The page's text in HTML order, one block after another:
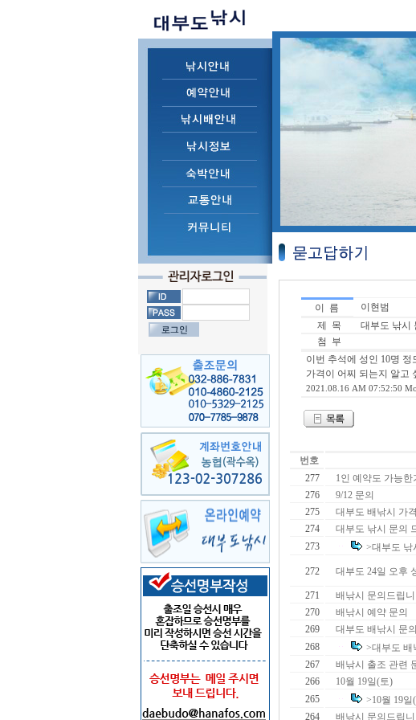
이 름
이현범
제 목
대부도 낚시
첨 부
이번 추석에 성인 10명
가격이 어찌 되는지 알고
2021.08.16 AM 07:52:50
번호
277
1인 예약도 가능한
276
9/12 문의
275
대부도 배낚시 가
274
대부도 낚시 문의
273
>대부도 낚
272 대부도 24일 오후
271 배낚시 문의드립
270
배낚시 예약 문의
269
대부도 배낚시 문의
268
>대부도 배
267
배낚시 출조 관련
266
10월 19일(토)
265
>10월 19일
264
배낚시 문의드립